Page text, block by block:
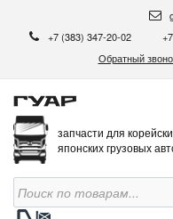
+7 (383) 347-20-02
Обратный
запчасти для
японских грузовых